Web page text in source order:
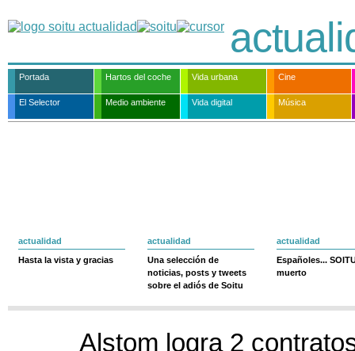
Portada Hartos del coche Vida urbana Cine
El Selector Medio ambiente Vida digital Música
actualidad
Hasta la vista y gracias
actualidad
Una selección de
noticias, posts y tweets
sobre el adiós de Soitu
actualidad
Españoles...
muerto
Alstom logra 2